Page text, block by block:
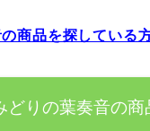
商品を探している
どりの葉奏音の